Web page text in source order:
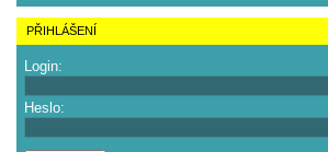
PŘIHLÁŠENÍ
Login:
Heslo: